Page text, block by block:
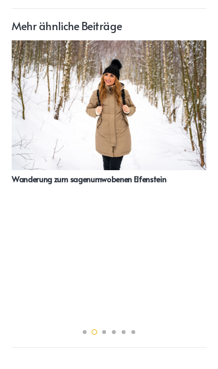
Mehr ähnliche Beiträge
Wanderung zum sagenumwobenen Elfenstein